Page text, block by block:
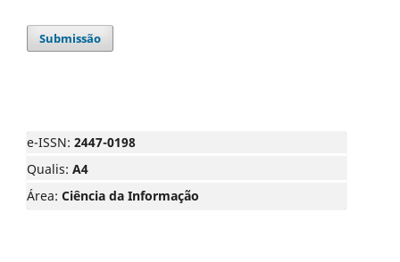
Submissão
e-ISSN: 2447-0198
Qualis: A4
Área: Ciência da Informação